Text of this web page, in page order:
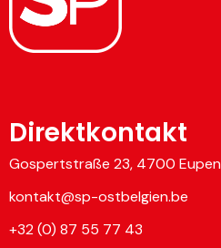
Direktkontakt
Gospertstraße 23, 4700 Eupen
kontakt@sp-ostbelgien.be
+32 (0) 87 55 77 43